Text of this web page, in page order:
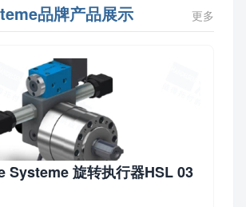
品牌产品展示 更多
Systeme 旋转执行器HSL 03